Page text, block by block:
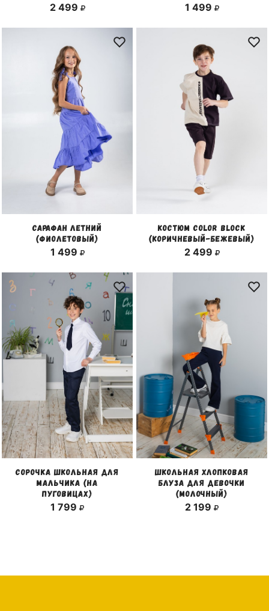
2 499 1 499
САРАФАН ЛЕТНИЙ
(ФИОЛЕТОВЫЙ)
1 499
КОСТЮМ COLOR BLOCK
(КОРИЧНЕВЫЙ-БЕЖЕВЫЙ)
2 499
СОРОЧКА ШКОЛЬНАЯ ДЛЯ
МАЛЬЧИКА (НА
ПУГОВИЦАХ)
1 799
ШКОЛЬНАЯ ХЛОПКОВАЯ
БЛУЗА ДЛЯ ДЕВОЧКИ
(МОЛОЧНЫЙ)
2 199